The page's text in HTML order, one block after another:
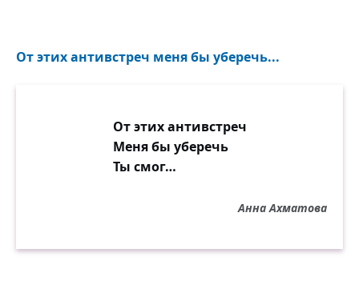
От этих антивстреч меня бы уберечь...
От этих антивстреч
Меня бы уберечь
Ты смог…
Анна Ахматова